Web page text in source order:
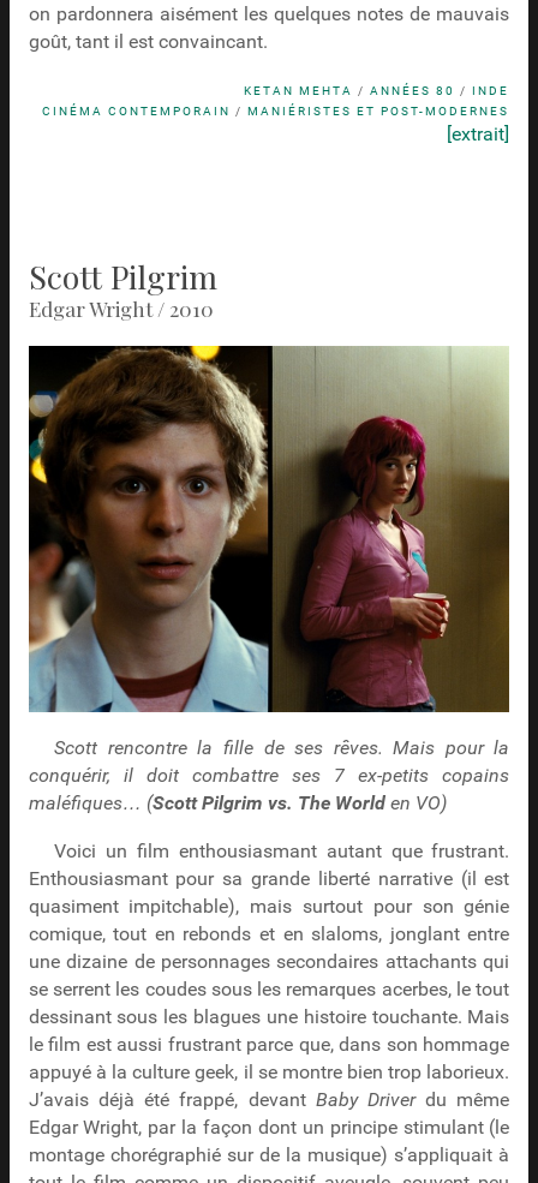
on pardonnera aisément les quelques notes de mauvais
goût, tant il est convaincant.
KETAN MEHTA /ANNÉES 80 /INDE
CINÉMA CONTEMPORAIN /MANIÉRISTES ET POST-MODERNES
[extrait]
Scott Pilgrim
Edgar Wright / 2010
Scott rencontre la fille de ses rêves. Mais pour la
conquérir, il doit combattre ses 7 ex-petits copains
maléfiques… (Scott Pilgrim vs. The Worlden VO)
Voici un film enthousiasmant autant que frustrant.
Enthousiasmant pour sa grande liberté narrative (il est
quasiment impitchable), mais surtout pour son génie
comique, tout en rebonds et en slaloms, jonglant entre
une dizaine de personnages secondaires attachants qui
se serrent les coudes sous les remarques acerbes, le tout
dessinant sous les blagues une histoire touchante. Mais
le film est aussi frustrant parce que, dans son hommage
appuyé à la culture geek, il se montre bien trop laborieux.
J’avais déjà été frappé, devant Baby Driverdu même
Edgar Wright, par la façon dont un principe stimulant (le
montage chorégraphié sur de la musique) s’appliquait à